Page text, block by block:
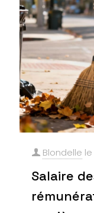
Blondelle le
Salaire